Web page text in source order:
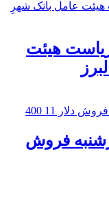
هیئت
فروش